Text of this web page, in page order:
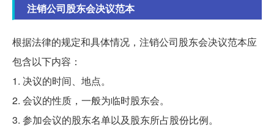
注销公司股东会决议范本
根据法律的规定和具体情况，注销公司股东会决议范本应
包含以下内容：
1. 决议的时间、地点。
2. 会议的性质，一般为临时股东会。
3. 参加会议的股东名单以及股东所占股份比例。